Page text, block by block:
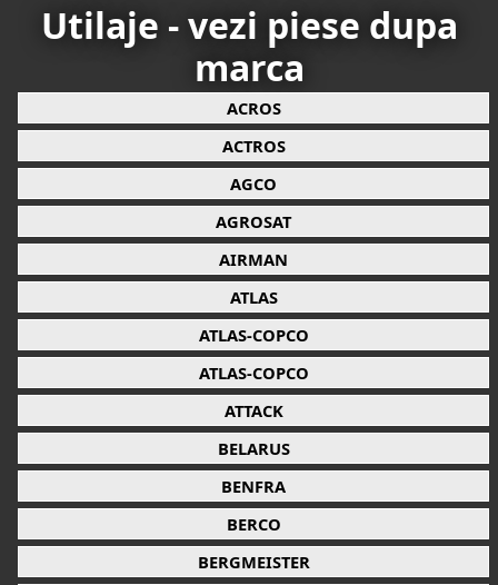
Utilaje - vezi piese dupa
marca
ACROS
ACTROS
AGCO
AGROSAT
AIRMAN
ATLAS
ATLAS-COPCO
ATLAS-COPCO
ATTACK
BELARUS
BENFRA
BERCO
BERGMEISTER